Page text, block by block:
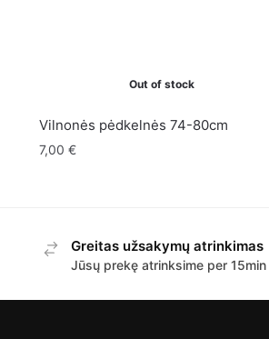
Out of stock
Vilnonės pėdkelnės 74-80cm
7,00 €
Greitas užsakymų atrinkimas
Jūsų prekę atrinksime per 15min